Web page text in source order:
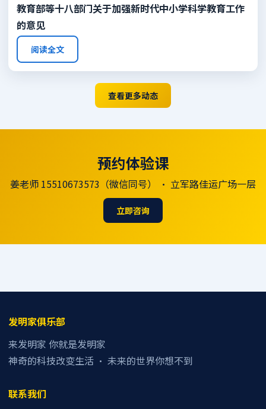
教育部等十八部门关于加强新时代中小学科学教育工作
的意见
阅读全文
查看更多动态
预约体验课
姜老师 15510673573（微信同号） · 立军路佳运广场一层
立即咨询
发明家俱乐部
来发明家 你就是发明家
神奇的科技改变生活 · 未来的世界你想不到
联系我们